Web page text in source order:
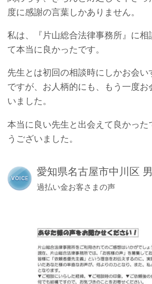
度に感謝の言葉しかありません。
私は、『片山総合法律事務所』に相
て本当に良かったです。
先生とは初回の相談時にしかお会い
ですが、お人柄的にも、もう一度お
いました。
本当に良い先生と出会えて良かった
うございました。
愛知県名古屋市中川区
過払い金お客さまの声